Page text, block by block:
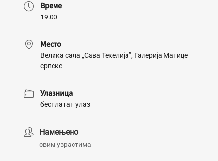
Време
19:00
Место
Велика сала „Сава Текелија”, Галерија Матице
српске
Улазница
бесплатан улаз
Намењено
свим узрастима